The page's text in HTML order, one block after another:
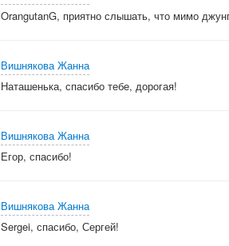
OrangutanG, приятно слышать, что мимо
Вишнякова Жанна
Наташенька, спасибо тебе, дорогая!
Вишнякова Жанна
Егор, спасибо!
Вишнякова Жанна
Sergei, спасибо, Сергей!